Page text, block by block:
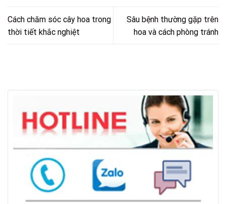
Cách chăm sóc cây hoa trong
thời tiết khắc nghiệt
Sâu bệnh thường gặp trên
hoa và cách phòng tránh